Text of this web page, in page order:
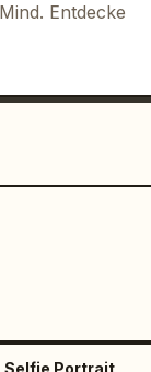
Entdecke
Selfie Portrait